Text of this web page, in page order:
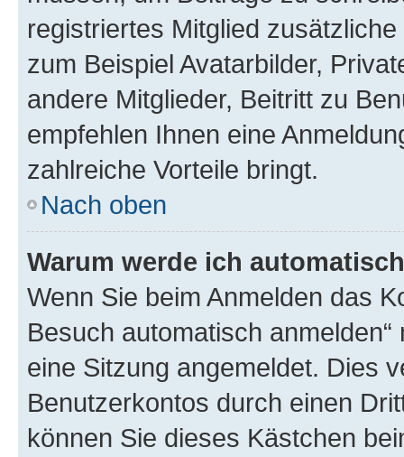
registriertes Mitglied
zum Beispiel Avatarbilder,
andere Mitglieder, Beitritt zu
empfehlen Ihnen eine
zahlreiche Vorteile bringt.
Nach oben
Warum werde ich
Wenn Sie beim Anmelden das
Besuch automatisch
eine Sitzung angemeldet. Dies
Benutzerkontos durch einen
können Sie dieses Kästchen